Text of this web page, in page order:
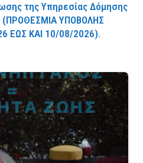
της Υπηρεσίας Δόμησης
YΠOBOΛHΣ
EΩΣ KAI 10/08/2026).